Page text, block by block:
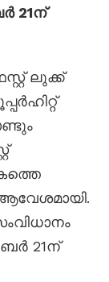
21ന്
ലുക്ക്
21ന്